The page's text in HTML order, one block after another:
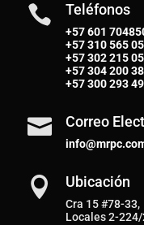
 Teléfonos
+57 601
+57310 565
+57302 215
+57304 200
+57300 293
 Correo
 Ubicación
Cra 15 #78-33,
Locales 2-